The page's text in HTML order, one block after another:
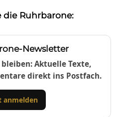
die Ruhrbarone:
Newsletter
Aktuelle Texte,
direkt ins Postfach.
anmelden